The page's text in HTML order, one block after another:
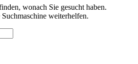
wonach Sie gesucht haben.
weiterhelfen.